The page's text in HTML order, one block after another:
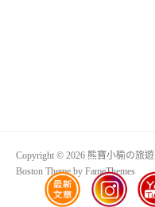
Copyright © 2026 熊寶小榆の旅遊
Boston Theme by FameThemes